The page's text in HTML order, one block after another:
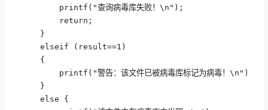
printf("查询病毒库失败！\n");
return;
}
elseif (result==1)
{
printf("警告：该文件已被病毒库标记为病毒！\n");
}
else {